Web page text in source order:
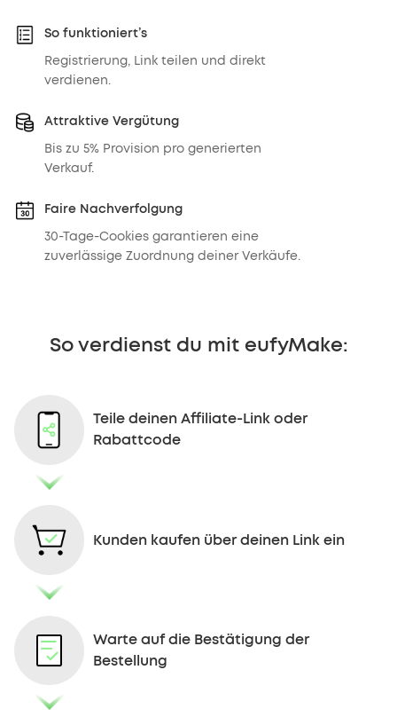
So funktioniert’s
Registrierung, Link teilen und direkt
verdienen.
Attraktive Vergütung
Bis zu 5% Provision pro generierten
Verkauf.
Faire Nachverfolgung
30-Tage-Cookies garantieren eine
zuverlässige Zuordnung deiner Verkäufe.
So verdienst du mit eufyMake:
Teile deinen Affiliate-Link oder
Rabattcode
Kunden kaufen über deinen Link ein
Warte auf die Bestätigung der
Bestellung